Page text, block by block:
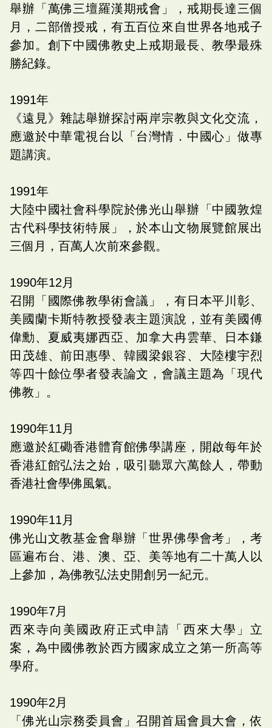
舉辦「萬佛三壇羅漢期戒會」，戒期長達三個
月，二部僧授戒，有五百位來自世界各地戒子
參加。創下中國佛教史上戒期最長、教學最殊
勝紀錄。
1991年
《遠見》雜誌舉辦探討兩岸宗教與文化交流，
應邀於中華電視台以「台灣情．中國心」做專
題講演。
1991年
大陸中國社會科學院於佛光山舉辦「中國敦煌
古代科學技術特展」，於本山文物展覽館展出
三個月，百萬人次前來參觀。
1990年12 月
召開「國際佛教學術會議」，有日本平川彰、
美國蘭卡斯特教授發表主題演說，並有美國傅
偉勳、夏威夷娜西亞、加拿大冉雲華、日本鎌
田茂雄、前田惠學、韓國梁銀容、大陸樓宇烈
等四十餘位學者發表論文，會議主題為「現代
佛教」。
1990年11 月
應邀於紅磡香港體育館佛學講座，開啟每年於
香港紅館弘法之始，吸引聽眾六萬餘人，帶動
香港社會學佛風氣。
1990年11 月
佛光山文教基金會舉辦「世界佛學會考」，考
區遍布台、港、澳、亞、美等地有二十萬人以
上參加，為佛教弘法史開創另一紀元。
1990年7月
西來寺向美國政府正式申請「西來大學」立
案，為中國佛教於西方國家成立之第一所高等
學府。
1990年2 月
「佛光山宗務委員會」召開首屆會員大會，依